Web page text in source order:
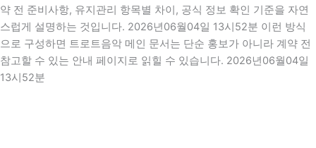
약 전 준비사항, 유지관리 항목별 차이, 공식 정보 확인 기준을 자연
스럽게 설명하는 것입니다. 2026년06월04일 13시52분 이런 방식
으로 구성하면 트로트음악 메인 문서는 단순 홍보가 아니라 계약 전
참고할 수 있는 안내 페이지로 읽힐 수 있습니다. 2026년06월04일
13시52분